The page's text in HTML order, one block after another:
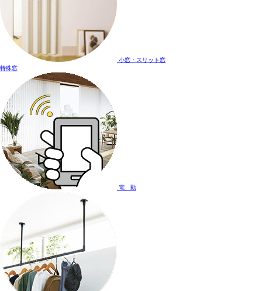
小窓・スリット窓
特殊窓
電 動